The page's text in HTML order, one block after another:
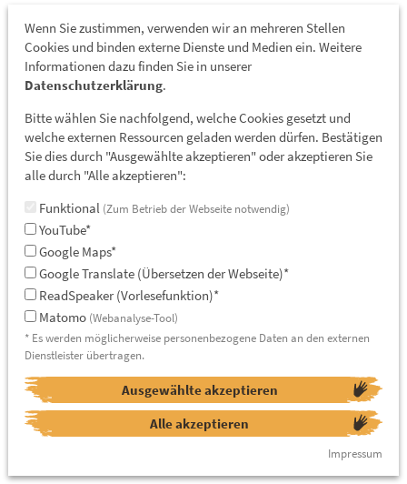
Wenn Sie zustimmen, verwenden wir an mehreren Stellen
Cookies und binden externe Dienste und Medien ein. Weitere
Informationen dazu finden Sie in unserer
Datenschutzerklärung.
Bitte wählen Sie nachfolgend, welche Cookies gesetzt und
welche externen Ressourcen geladen werden dürfen. Bestätigen
Sie dies durch "Ausgewählte akzeptieren" oder akzeptieren Sie
alle durch "Alle akzeptieren":
Funktional (Zum Betrieb der Webseite notwendig)
YouTube*
Google Maps*
Google Translate (Übersetzen der Webseite)*
ReadSpeaker (Vorlesefunktion)*
Matomo (Webanalyse-Tool)
* Es werden möglicherweise personenbezogene Daten an den externen
Dienstleister übertragen.
Ausgewählte akzeptieren
Alle akzeptieren
Impressum